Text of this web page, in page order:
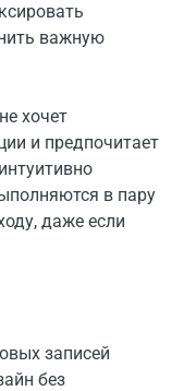
важную
хочет
и предпочитает
в пару
даже если
записей
без